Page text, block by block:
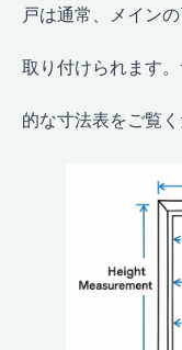
戸は通常、メイン
取り付けられます
的な寸法表をご覧く